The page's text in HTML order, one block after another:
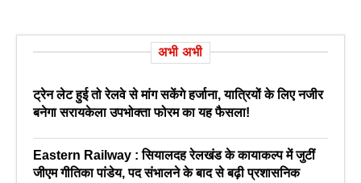
अभी अभी
ट्रेन लेट हुई तो रेलवे से मांग सकेंगे हर्जाना, यात्रियों के लिए नजीर
बनेगा सरायकेला उपभोक्ता फोरम का यह फैसला!
Eastern Railway : सियालदह रेलखंड के कायाकल्प में जुटीं
जीएम गीतिका पांडेय, पद संभालने के बाद से बढ़ी प्रशासनिक